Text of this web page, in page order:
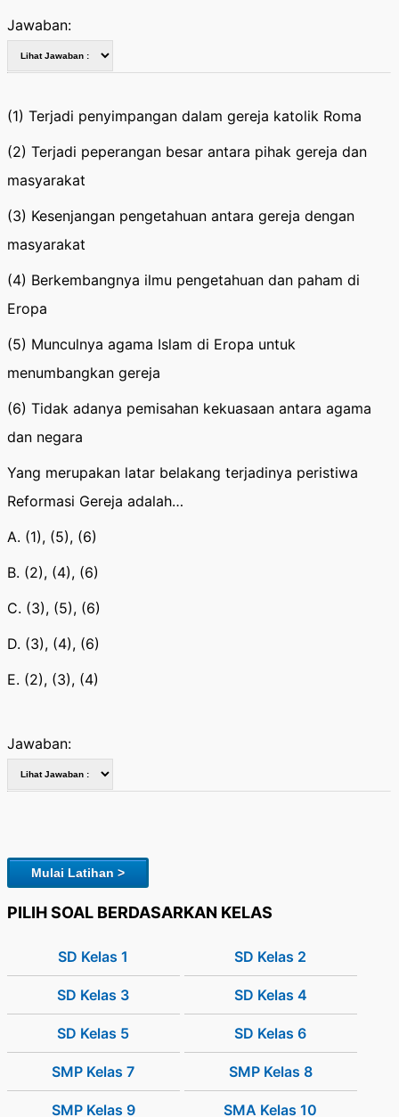
Jawaban:
(1) Terjadi penyimpangan dalam gereja katolik Roma
(2) Terjadi peperangan besar antara pihak gereja dan
masyarakat
(3) Kesenjangan pengetahuan antara gereja dengan
masyarakat
(4) Berkembangnya ilmu pengetahuan dan paham di
Eropa
(5) Munculnya agama Islam di Eropa untuk
menumbangkan gereja
(6) Tidak adanya pemisahan kekuasaan antara agama
dan negara
Yang merupakan latar belakang terjadinya peristiwa
Reformasi Gereja adalah…
A. (1), (5), (6)
B. (2), (4), (6)
C. (3), (5), (6)
D. (3), (4), (6)
E. (2), (3), (4)
Jawaban:
Mulai Latihan >
PILIH SOAL BERDASARKAN KELAS
SD Kelas 1 SD Kelas 2
SD Kelas 3 SD Kelas 4
SD Kelas 5 SD Kelas 6
SMP Kelas 7 SMP Kelas 8
SMP Kelas 9 SMA Kelas 10